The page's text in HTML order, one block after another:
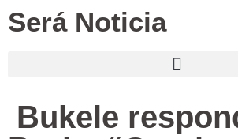
Será Noticia
Bukele